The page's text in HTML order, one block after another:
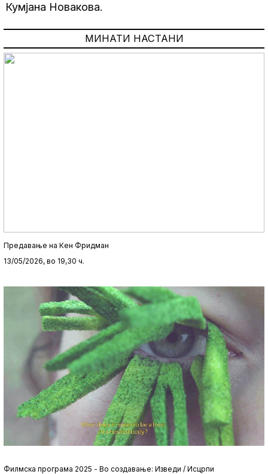
Кумјана Новакова.
МИНАТИ НАСТАНИ
Предавање на Кен Фридман
13/05/2026, во 19,30 ч.
Филмска програма 2025 - Во создавање: Изведи / Исцрпи